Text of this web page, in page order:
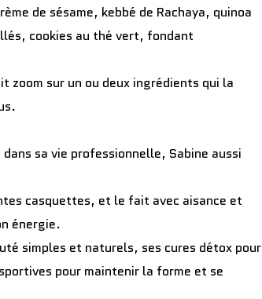
de sésame, kebbé de Rachaya, quinoa
cookies au thé vert, fondant
zoom sur un ou deux ingrédients qui la
sa vie professionnelle, Sabine aussi
casquettes, et le fait avec aisance et
énergie.
simples et naturels, ses cures détox pour
pour maintenir la forme et se